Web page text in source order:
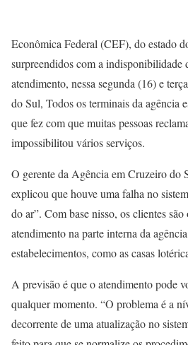
Econômica Federal (CEF), do estado
surpreendidos com a indisponibilidade
atendimento, nessa segunda (16) e
do Sul, Todos os terminais da agência
que fez com que muitas pessoas
impossibilitou vários serviços.
O gerente da Agência em Cruzeiro do
explicou que houve uma falha no
do ar”. Com base nisso, os clientes
atendimento na parte interna da
estabelecimentos, como as casas
A previsão é que o atendimento pode
qualquer momento. “O problema é a
decorrente de uma atualização no